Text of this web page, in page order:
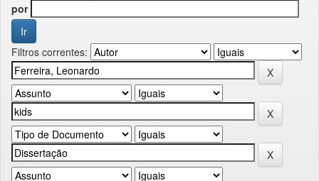
por
Filtros correntes: